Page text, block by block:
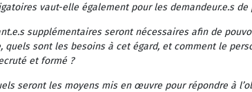
vaut-elle également pour les demandeur.e.s
supplémentaires seront nécessaires afin de
quelssont les besoins à cet égard, et comment le
et formé ?
seront les moyens mis en œuvre pourrépondre à